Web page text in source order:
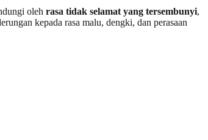
oleh rasa tidak selamat yang tersembunyi,
kepada rasa malu, dengki, dan perasaan